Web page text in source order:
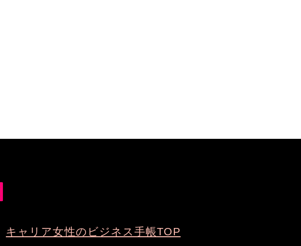
キャリア女性のビジネス手帳TOP